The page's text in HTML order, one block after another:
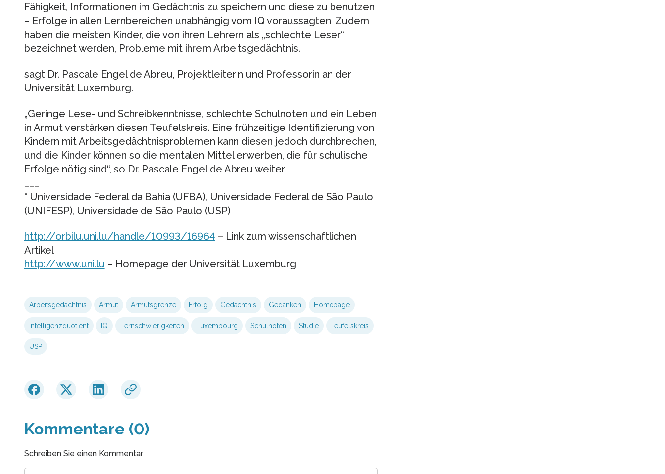
Fähigkeit, Informationen im Gedächtnis zu speichern und diese zu benutzen
– Erfolge in allen Lernbereichen unabhängig vom IQ voraussagten. Zudem
haben die meisten Kinder, die von ihren Lehrern als „schlechte Leser“
bezeichnet werden, Probleme mit ihrem Arbeitsgedächtnis.
sagt Dr. Pascale Engel de Abreu, Projektleiterin und Professorin an der
Universität Luxemburg.
„Geringe Lese- und Schreibkenntnisse, schlechte Schulnoten und ein Leben
in Armut verstärken diesen Teufelskreis. Eine frühzeitige Identifizierung von
Kindern mit Arbeitsgedächtnisproblemen kann diesen jedoch durchbrechen,
und die Kinder können so die mentalen Mittel erwerben, die für schulische
Erfolge nötig sind“, so Dr. Pascale Engel de Abreu weiter.
* Universidade Federal da Bahia (UFBA), Universidade Federal de São Paulo
(UNIFESP), Universidade de São Paulo (USP)
http://orbilu.uni.lu/handle/10993/16964 – Link zum wissenschaftlichen
Artikel
http://www.uni.lu – Homepage der Universität Luxemburg
Arbeitsgedächtnis Armut Armutsgrenze Erfolg Gedächtnis Gedanken Homepage
Intelligenzquotient IQ Lernschwierigkeiten Luxembourg Schulnoten Studie Teufelskreis
USP
Kommentare (0)
Schreiben Sie einen Kommentar